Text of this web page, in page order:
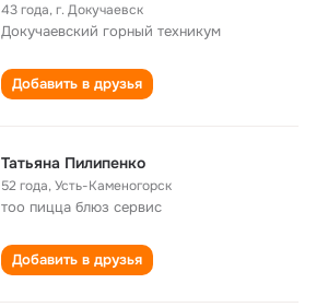
43 года,г. Докучаевск
Докучаевский горный техникум
Добавить в друзья
Татьяна Пилипенко
52 года,Усть-Каменогорск
тоо пицца блюз сервис
Добавить в друзья